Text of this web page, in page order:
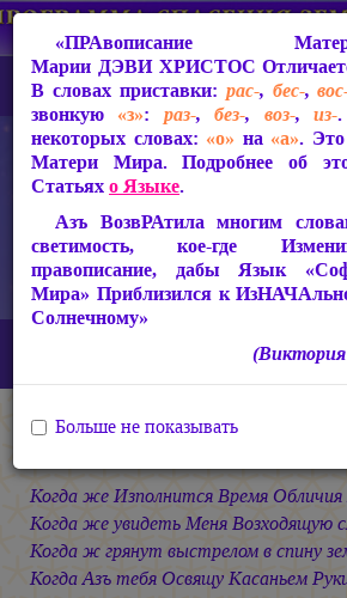
СакРАльная Поэзия Матери Мира
Небесная
Долготерпение...
Когда же Изполнится Время
Когда же увидеть Меня
Когда ж грянут выстрелом в спину
Когда Азъ тебя Освящу Касаньем
«ПРАвописание
Марии ДЭВИ ХРИСТОС
В словах приставки: рас-, бес-,
звонкую «з»: раз-,без-, воз-,из-
некоторых словах: «о» на «а».
Матери Мира. Подробнее об
Статьяхо Языке.
Азъ ВозвРАтила многим
светимость, кое-где
правописание, дабы Язык
Мира» Приблизился к
Солнечному»
Больше не показывать